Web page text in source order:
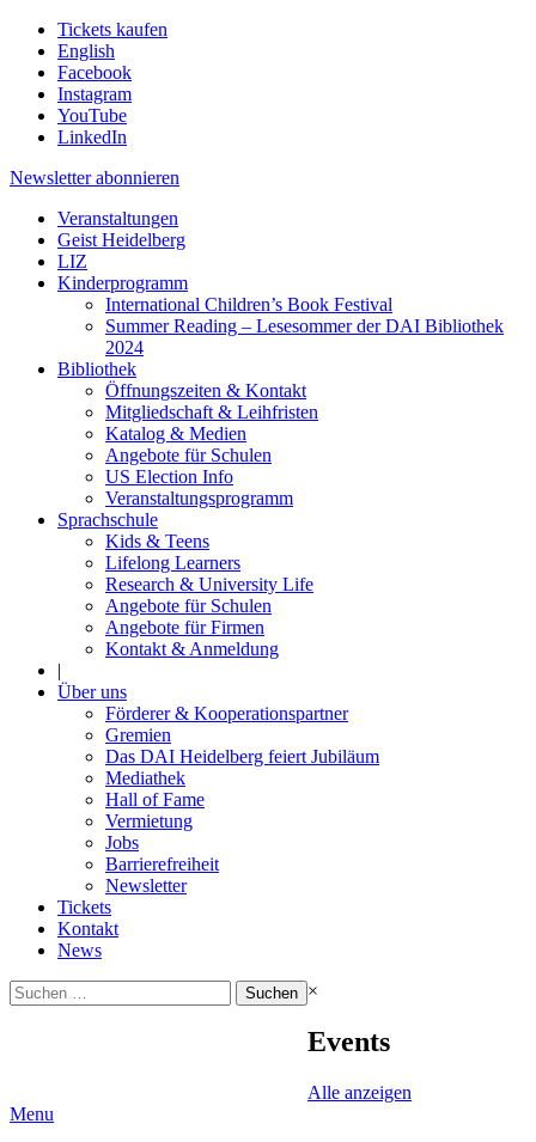
Tickets kaufen
English
Facebook
Instagram
YouTube
LinkedIn
Newsletter abonnieren
Veranstaltungen
Geist Heidelberg
LIZ
Kinderprogramm
International Children’s Book Festival
Summer Reading – Lesesommer der DAI Bibliothek
2024
Bibliothek
Öffnungszeiten & Kontakt
Mitgliedschaft & Leihfristen
Katalog & Medien
Angebote für Schulen
US Election Info
Veranstaltungsprogramm
Sprachschule
Kids & Teens
Lifelong Learners
Research & University Life
Angebote für Schulen
Angebote für Firmen
Kontakt & Anmeldung
|
Über uns
Förderer & Kooperationspartner
Gremien
Das DAI Heidelberg feiert Jubiläum
Mediathek
Hall of Fame
Vermietung
Jobs
Barrierefreiheit
Newsletter
Tickets
Kontakt
News
Suchen
nach:
×
Events
Alle anzeigen
Menu